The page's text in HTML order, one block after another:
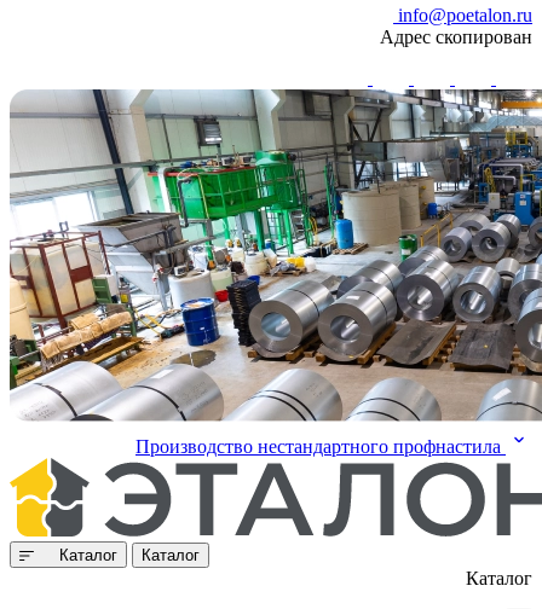
info@poetalon.ru
Адрес скопирован
Производство нестандартного профнастила
Каталог Каталог
Каталог